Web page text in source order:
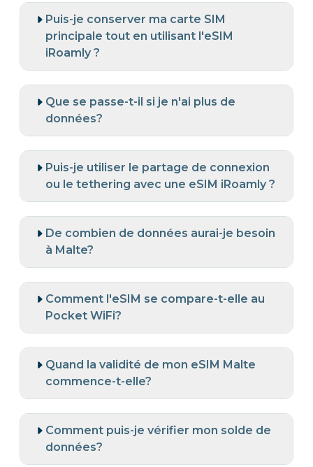
Puis-je conserver ma carte SIM
principale tout en utilisant l'eSIM
iRoamly ?
Que se passe-t-il si je n'ai plus de
données?
Puis-je utiliser le partage de connexion
ou le tethering avec une eSIM iRoamly ?
De combien de données aurai-je besoin
à Malte?
Comment l'eSIM se compare-t-elle au
Pocket WiFi?
Quand la validité de mon eSIM Malte
commence-t-elle?
Comment puis-je vérifier mon solde de
données?